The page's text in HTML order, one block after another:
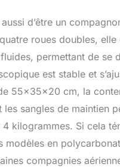
d’être un
roues doubles,
permettant de se
est stable et
55x35x20 cm, la
sangles de maintien
kilogrammes. Si cela
modèles en
compagnies